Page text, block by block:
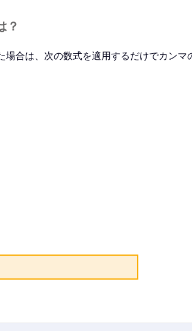
？
合は、次の数式を適用するだけでカンマ